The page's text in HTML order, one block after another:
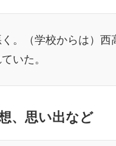
。（学校からは）西
いた。
、思い出など